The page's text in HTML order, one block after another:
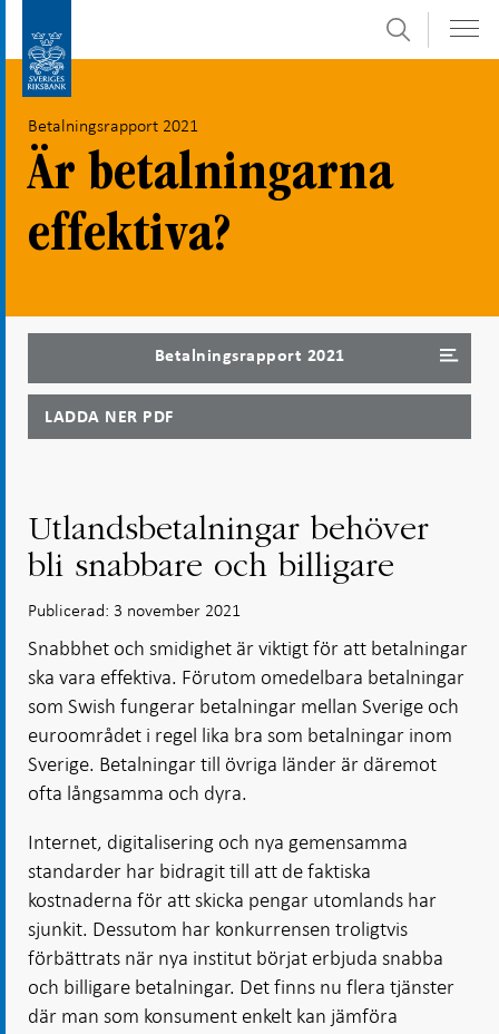
direkt
innehåll
undersidor
Sök
Betalningsrapport 2021
Är betalningarna
effektiva?
Betalningsrapport 2021
LADDA NER PDF
Utlandsbetalningar behöver
bli snabbare och billigare
Publicerad: 3 november 2021
Snabbhet och smidighet är viktigt för att betalningar
ska vara effektiva. Förutom omedelbara betalningar
som Swish fungerar betalningar mellan Sverige och
euroområdet i regel lika bra som betalningar inom
Sverige. Betalningar till övriga länder är däremot
ofta långsamma och dyra.
Internet, digitalisering och nya gemensamma
standarder har bidragit till att de faktiska
kostnaderna för att skicka pengar utomlands har
sjunkit. Dessutom har konkurrensen troligtvis
förbättrats när nya institut börjat erbjuda snabba
och billigare betalningar. Det finns nu flera tjänster
där man som konsument enkelt kan jämföra